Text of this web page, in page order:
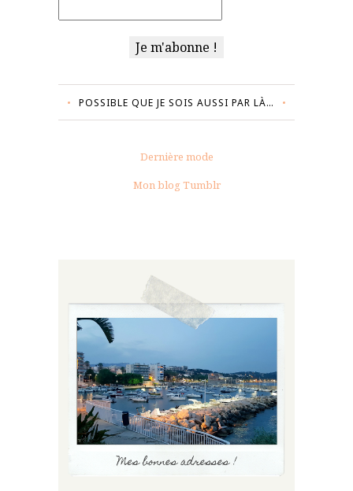
POSSIBLE QUE JE SOIS AUSSI PAR LÀ…
Dernière mode
Mon blog Tumblr